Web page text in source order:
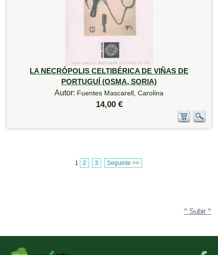
LA NECRÓPOLIS CELTIBÉRICA DE VIÑAS DE
PORTUGUÍ (OSMA, SORIA)
Autor: Fuentes Mascarell, Carolina
14,00 €
1 2 3 Seguinte >>
^ Subir ^